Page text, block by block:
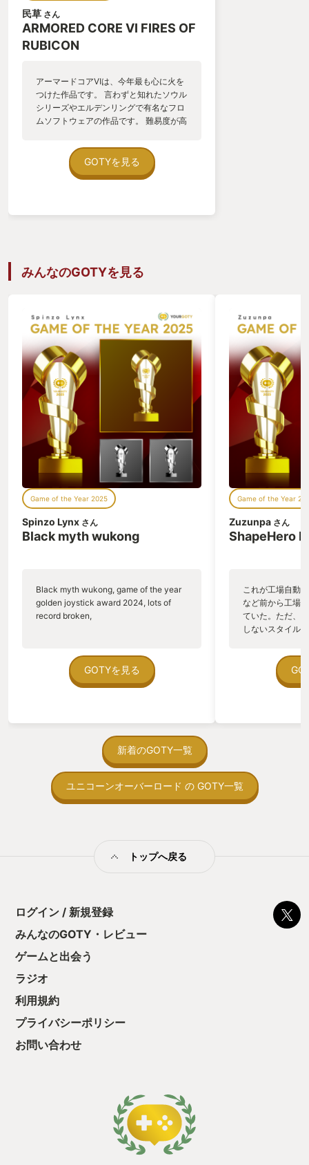
民草 さん
ARMORED CORE VI FIRES OF
RUBICON
アーマードコアⅥは、今年最も心に火を
つけた作品です。 言わずと知れたソウル
シリーズやエルデンリングで有名なフロ
ムソフトウェアの作品です。 難易度が高
ドコアシリーズやソウルシリーズを全て
未プレイの自分が楽しめるか不安があっ
たのですが、試しにプレイしてみれば、
の魅力があります。 初心者の私もチャプ
ター1の様々なボスに何度も負けまし
敵とギリギリの戦闘をする喜びを体感で
きました。 チャプター3あたりの操作に
なれた頃にACのパーツバリエーション
も増え、様々な組み合わせを試すといっ
たアーマードコアならではの魅力をこれ
でもかと見せつけられ、完全に心に火が
付いてしまいました。 さすがは10年新
作が出なくても熱狂的なファンがついて
いる理由が分かる他にない作品ですね。
また、作中にキャラクターのビジュアル
がない珍しい特徴があり、各キャラクタ
ーと音声通信でのやり取りも新鮮で、話
し方でキャラ毎の性格が分かりやすく表
現されており、容姿が分からずともキャ
ラに愛着を持てるところがすごく丁寧に
いつい感情移入してしまうような作りこ
みがされています。 操作性やカスタマイ
です。 ソロプレイですので、今から初め
ても乗り遅れるとか無いですので未プレ
イの方は是非手に取ってください。
GOTYを見る
みんなのGOTYを見る
Game of the Year 2025
Spinzo Lynx さん
Black myth wukong
Black myth wukong, game of the year
golden joystick award 2024, lots of
record broken,
GOTYを見る
Game of the Year
Zuzunpa さん
ShapeHero
これが工場自動
など前から工場
ていた。ただ、
しないスタイル
ていた。 ただ
在を知ってから
う。気になる。
トコンベアの配
ん！このゲーム
向けか？という
型のローグライ
をクリアしたら
う気持ちを揺る
新着のGOTY一覧
ユニコーンオーバーロード の GOTY一覧
トップへ戻る
ログイン / 新規登録
みんなのGOTY・レビュー
ゲームと出会う
ラジオ
利用規約
プライバシーポリシー
お問い合わせ